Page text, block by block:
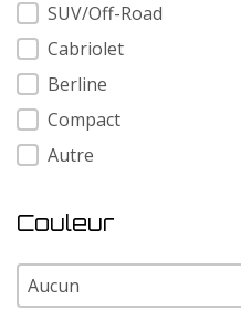
SUV/Off-Road
Cabriolet
Berline
Compact
Autre
Couleur
Couleur
Couleur